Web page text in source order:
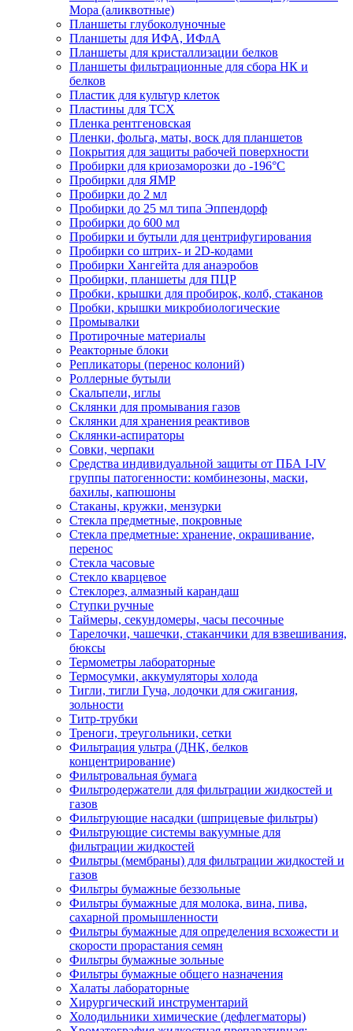
Мора (аликвотные)
Планшеты глубоколуночные
Планшеты для ИФА, ИФлА
Планшеты для кристаллизации белков
Планшеты фильтрационные для сбора НК и
белков
Пластик для культур клеток
Пластины для ТСХ
Пленка рентгеновская
Пленки, фольга, маты, воск для планшетов
Покрытия для защиты рабочей поверхности
Пробирки для криозаморозки до -196°С
Пробирки для ЯМР
Пробирки до 2 мл
Пробирки до 25 мл типа Эппендорф
Пробирки до 600 мл
Пробирки и бутыли для центрифугирования
Пробирки со штрих- и 2D-кодами
Пробирки Хангейта для анаэробов
Пробирки, планшеты для ПЦР
Пробки, крышки для пробирок, колб, стаканов
Пробки, крышки микробиологические
Промывалки
Протирочные материалы
Реакторные блоки
Репликаторы (перенос колоний)
Роллерные бутыли
Скальпели, иглы
Склянки для промывания газов
Склянки для хранения реактивов
Склянки-аспираторы
Совки, черпаки
Средства индивидуальной защиты от ПБА I-IV
группы патогенности: комбинезоны, маски,
бахилы, капюшоны
Стаканы, кружки, мензурки
Стекла предметные, покровные
Стекла предметные: хранение, окрашивание,
перенос
Стекла часовые
Стекло кварцевое
Стеклорез, алмазный карандаш
Ступки ручные
Таймеры, секундомеры, часы песочные
Тарелочки, чашечки, стаканчики для взвешивания,
бюксы
Термометры лабораторные
Термосумки, аккумуляторы холода
Тигли, тигли Гуча, лодочки для сжигания,
зольности
Титр-трубки
Треноги, треугольники, сетки
Фильтрация ультра (ДНК, белков
концентрирование)
Фильтровальная бумага
Фильтродержатели для фильтрации жидкостей и
газов
Фильтрующие насадки (шприцевые фильтры)
Фильтрующие системы вакуумные для
фильтрации жидкостей
Фильтры (мембраны) для фильтрации жидкостей и
газов
Фильтры бумажные беззольные
Фильтры бумажные для молока, вина, пива,
сахарной промышленности
Фильтры бумажные для определения всхожести и
скорости прорастания семян
Фильтры бумажные зольные
Фильтры бумажные общего назначения
Халаты лабораторные
Хирургический инструментарий
Холодильники химические (дефлегматоры)